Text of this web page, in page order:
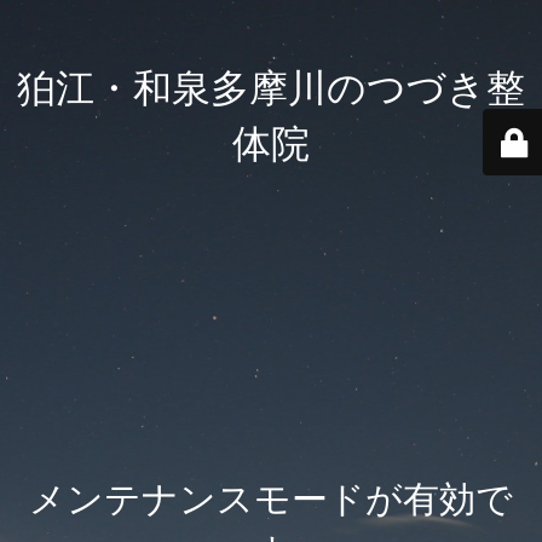
狛江・和泉多摩川のつづき整
体院
メンテナンスモードが有効で